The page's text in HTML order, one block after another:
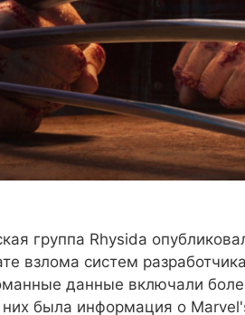
группа Rhysida
взлома систем
данные включали
была информация о